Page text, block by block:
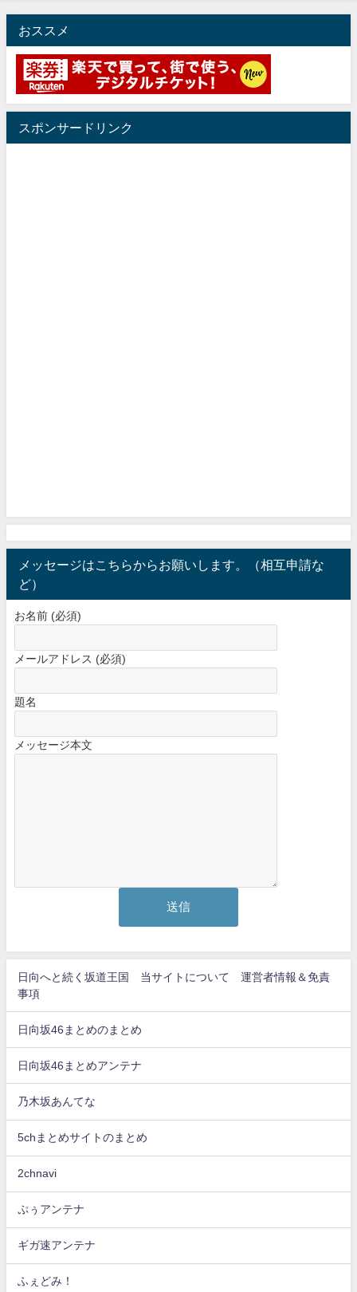
おススメ
スポンサードリンク
メッセージはこちらからお願いします。（相互申請な
ど）
お名前 (必須)
メールアドレス (必須)
題名
メッセージ本文
日向へと続く坂道王国 当サイトについて 運営者情報＆免責
事項
日向坂46まとめのまとめ
日向坂46まとめアンテナ
乃木坂あんてな
5chまとめサイトのまとめ
2chnavi
ぷぅアンテナ
ギガ速アンテナ
ふぇどみ！